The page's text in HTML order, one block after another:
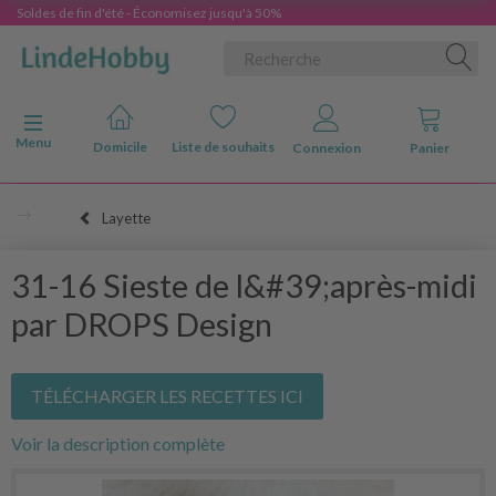
Soldes de fin d'été - Économisez jusqu'à 50%
Basculer la navigation
Menu
Domicile Liste de souhaits Connexion Panier
Layette
31-16 Sieste de l&#39;après-midi
par DROPS Design
TÉLÉCHARGER LES RECETTES ICI
Voir la description complète